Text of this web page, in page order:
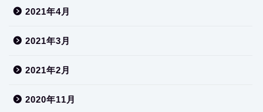
2021年4月
2021年3月
2021年2月
2020年11月